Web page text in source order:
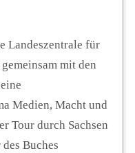
Landeszentrale für
mit den
Medien, Macht und
Tour durch Sachsen
Buches